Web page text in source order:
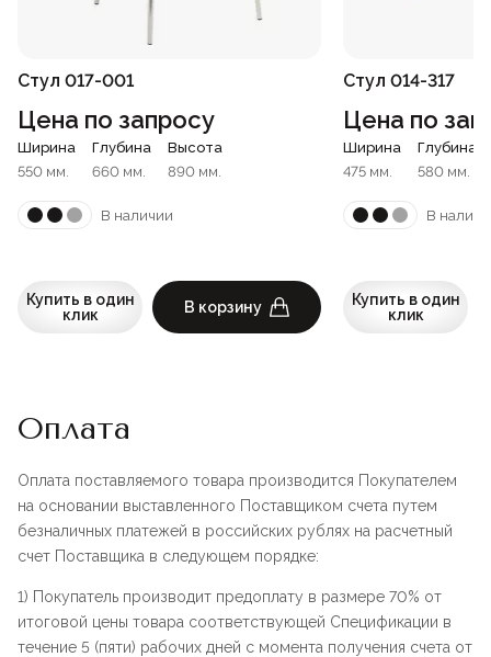
Стул 017-001
Цена по запросу
Ширина
550 мм.
Глубина
660 мм.
Высота
890 мм.
В наличии
Купить в один
клик
В корзину
Стул 014-317
Цена по
Ширина
475 мм.
Глубина
580 мм.
В
Купить в один
клик
Оплата
Оплата поставляемого товара производится Покупателем
на основании выставленного Поставщиком счета путем
безналичных платежей в российских рублях на расчетный
счет Поставщика в следующем порядке:
1) Покупатель производит предоплату в размере 70% от
итоговой цены товара соответствующей Спецификации в
течение 5 (пяти) рабочих дней с момента получения счета от